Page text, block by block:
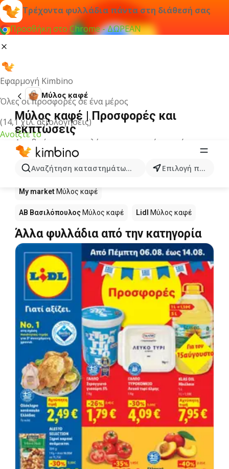
Τρέχοντα φυλλάδια πάντα στη διάθεσή σας
Προσθήκη στο Chrome - ΔΩΡΕΑΝ
Εφαρμογή Kimbino
Όλες οι προσφορές σε ένα μέρος
(14,1 χιλ. αξιολογήσεις)
Ανοίξτε το
Αναζήτηση καταστημάτων, κατηγοριών, προϊόντων...
Επιλογή πόλης
Μύλος καφέ
Μύλος καφέ | Προσφορές και
εκπτώσεις
Δεν βρήκαμε αποτελέσματα για αυτόν τον όρο.
Μύλος καφέ σε προσφορά - Πού να
αγοράσετε;
My market Μύλος καφέ
ΑΒ Βασιλόπουλος Μύλος καφέ Lidl Μύλος καφέ
Άλλα φυλλάδια από την κατηγορία